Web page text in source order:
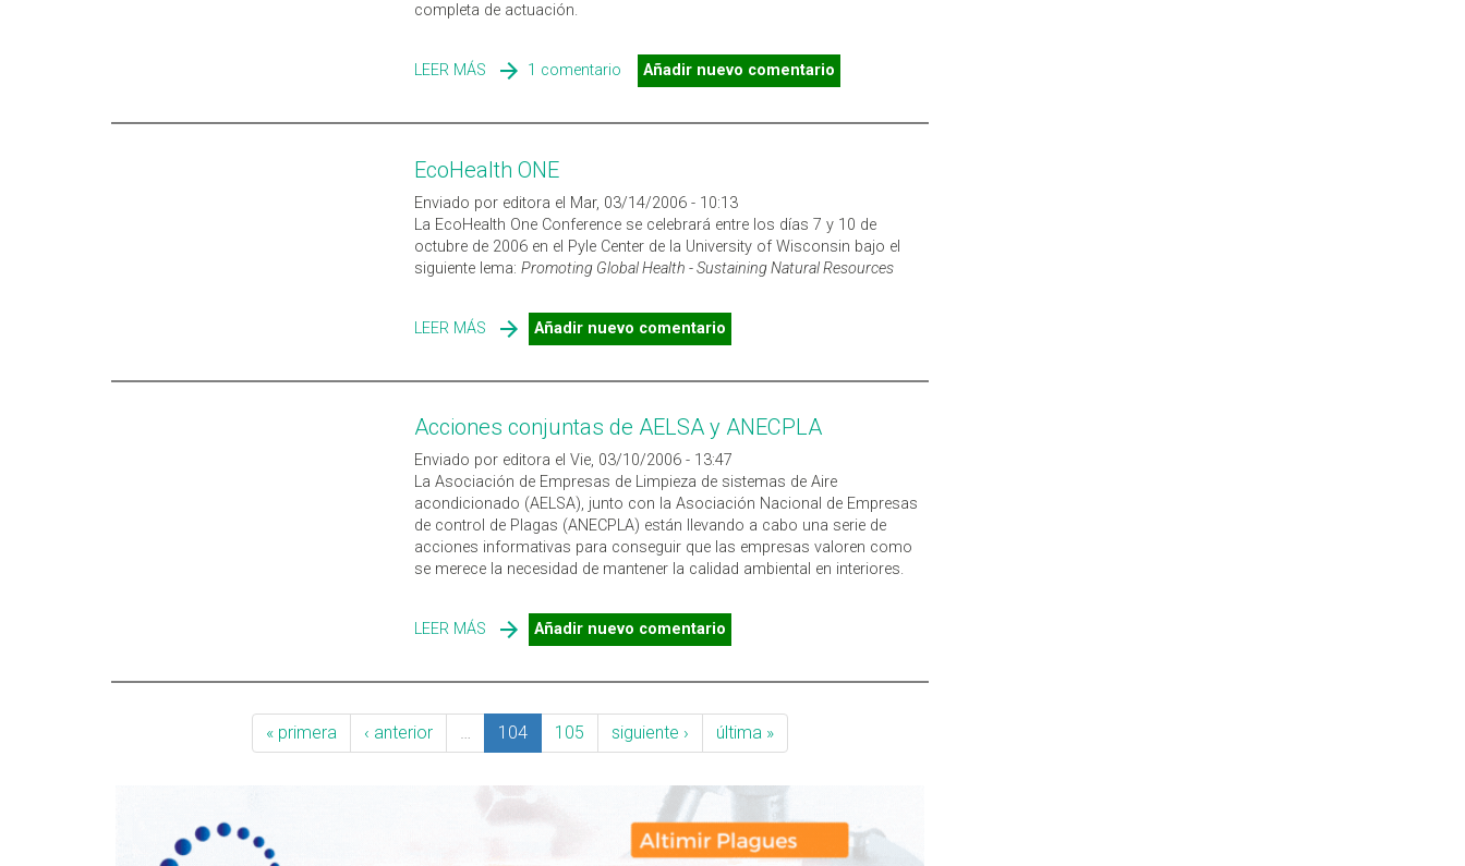
completa de actuación.
LEER MÁS SOBRE NORMA UNE 100012 DE HIGIENIZACIÓN DE SISTEMAS DE
1 comentario Añadir nuevo comentario
EcoHealth ONE
Enviado por editora el Mar, 03/14/2006 - 10:13
La EcoHealth One Conference se celebrará entre los días 7 y 10 de
octubre de 2006 en el Pyle Center de la University of Wisconsin bajo el
siguiente lema: Promoting Global Health - Sustaining Natural Resources
LEER MÁS SOBRE ECOHEALTH ONE
Añadir nuevo comentario
Acciones conjuntas de AELSA y ANECPLA
Enviado por editora el Vie, 03/10/2006 - 13:47
La Asociación de Empresas de Limpieza de sistemas de Aire
acondicionado (AELSA), junto con la Asociación Nacional de Empresas
de control de Plagas (ANECPLA) están llevando a cabo una serie de
acciones informativas para conseguir que las empresas valoren como
se merece la necesidad de mantener la calidad ambiental en interiores.
LEER MÁS SOBRE ACCIONES CONJUNTAS DE AELSA Y ANECPLA
Añadir nuevo comentario
« primera ‹ anterior … 104 105 siguiente › última »